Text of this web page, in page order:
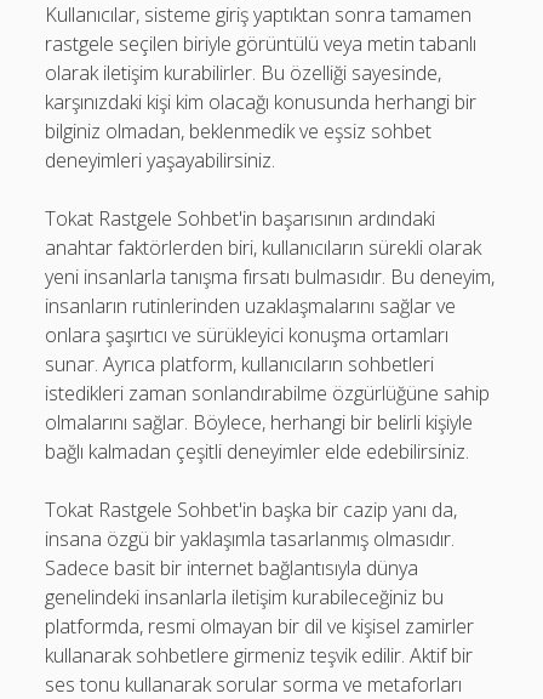
Kullanıcılar, sisteme giriş yaptıktan sonra tamamen
rastgele seçilen biriyle görüntülü veya metin tabanlı
olarak iletişim kurabilirler. Bu özelliği sayesinde,
karşınızdaki kişi kim olacağı konusunda herhangi bir
bilginiz olmadan, beklenmedik ve eşsiz sohbet
deneyimleri yaşayabilirsiniz.
Tokat Rastgele Sohbet'in başarısının ardındaki
anahtar faktörlerden biri, kullanıcıların sürekli olarak
yeni insanlarla tanışma fırsatı bulmasıdır. Bu deneyim,
insanların rutinlerinden uzaklaşmalarını sağlar ve
onlara şaşırtıcı ve sürükleyici konuşma ortamları
sunar. Ayrıca platform, kullanıcıların sohbetleri
istedikleri zaman sonlandırabilme özgürlüğüne sahip
olmalarını sağlar. Böylece, herhangi bir belirli kişiyle
bağlı kalmadan çeşitli deneyimler elde edebilirsiniz.
Tokat Rastgele Sohbet'in başka bir cazip yanı da,
insana özgü bir yaklaşımla tasarlanmış olmasıdır.
Sadece basit bir internet bağlantısıyla dünya
genelindeki insanlarla iletişim kurabileceğiniz bu
platformda, resmi olmayan bir dil ve kişisel zamirler
kullanarak sohbetlere girmeniz teşvik edilir. Aktif bir
ses tonu kullanarak sorular sorma ve metaforları